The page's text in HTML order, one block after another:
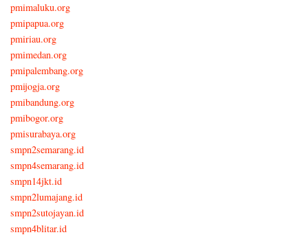
pmimaluku.org
pmipapua.org
pmiriau.org
pmimedan.org
pmipalembang.org
pmijogja.org
pmibandung.org
pmibogor.org
pmisurabaya.org
smpn2semarang.id
smpn4semarang.id
smpn14jkt.id
smpn2lumajang.id
smpn2sutojayan.id
smpn4blitar.id